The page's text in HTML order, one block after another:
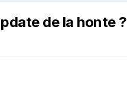
de la honte ?